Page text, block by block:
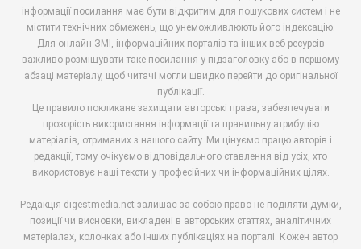
інформації посилання має бути відкритим для пошукових систем і не
містити технічних обмежень, що унеможливлюють його індексацію.
Для онлайн-ЗМІ, інформаційних порталів та інших веб-ресурсів
важливо розміщувати таке посилання у підзаголовку або в першому
абзаці матеріалу, щоб читачі могли швидко перейти до оригінальної
публікації.
Це правило покликане захищати авторські права, забезпечувати
прозорість використання інформації та правильну атрибуцію
матеріалів, отриманих з нашого сайту. Ми цінуємо працю авторів і
редакції, тому очікуємо відповідального ставлення від усіх, хто
використовує наші тексти у професійних чи інформаційних цілях.
Редакція digestmedia.net залишає за собою право не поділяти думки,
позиції чи висновки, викладені в авторських статтях, аналітичних
матеріалах, колонках або інших публікаціях на порталі. Кожен автор